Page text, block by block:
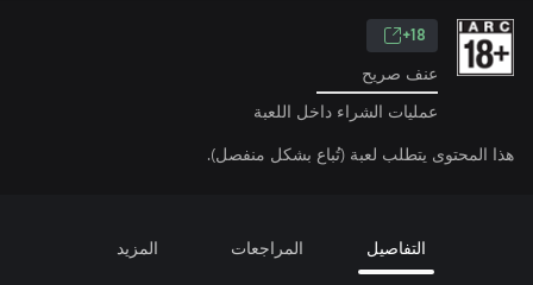
18+
عنف صريح
عمليات الشراء داخل اللعبة
هذا المحتوى يتطلب لعبة (تُباع بشكل منفصل).
التفاصيل المراجعات المزيد